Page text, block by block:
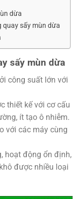
dừa
quay sấy mùn dừa
sấy mùn dừa
công suất lớn với
thiết kế với cơ cấu
ít tạo ô nhiễm.
với các máy cùng
hoạt động ổn định,
được nhiều loại